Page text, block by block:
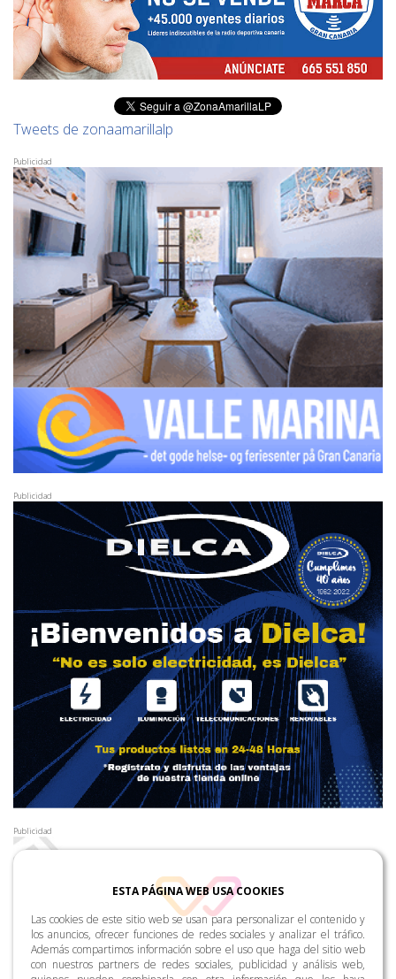
Tweets de zonaamarillalp
Publicidad
Publicidad
Publicidad
ESTA PÁGINA WEB USA COOKIES
Las cookies de este sitio web se usan para personalizar el contenido y
los anuncios, ofrecer funciones de redes sociales y analizar el tráfico.
Además compartimos información sobre el uso que haga del sitio web
con nuestros partners de redes sociales, publicidad y análisis web,